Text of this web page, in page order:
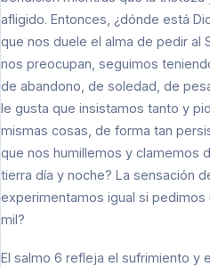
afligido. Entonces, ¿dónde está
que nos duele el alma de pedir al
nos preocupan, seguimos
de abandono, de soledad, de
le gusta que insistamos tanto y
mismas cosas, de forma tan
que nos humillemos y clamemos
tierra día y noche? La sensación
experimentamos igual si
mil?
El salmo 6 refleja el sufrimiento y